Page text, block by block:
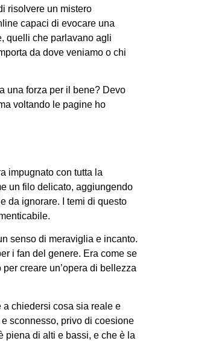
risolvere un mistero
capaci di evocare una
quelli che parlavano agli
da dove veniamo o chi
una forza per il bene? Devo
voltando le pagine ho
impugnato con tutta la
un filo delicato, aggiungendo
da ignorare. I temi di questo
senso di meraviglia e incanto.
i fan del genere. Era come se
creare un’opera di bellezza
a chiedersi cosa sia reale e
sconnesso, privo di coesione
piena di alti e bassi, e che è la